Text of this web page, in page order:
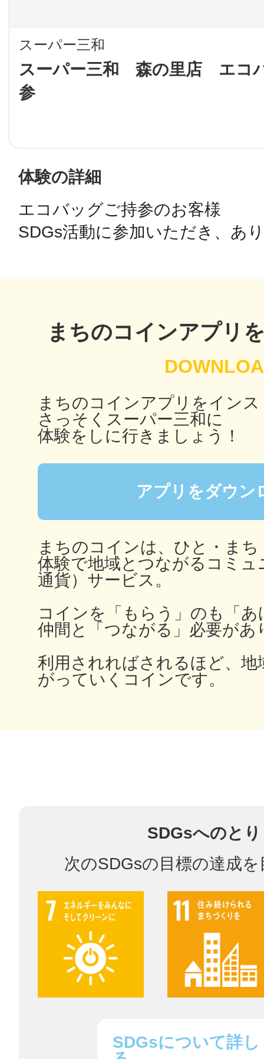
スーパー三和
スーパー三和 森の里店 エコ
参
URLをコピー
体験の詳細
エコバッグご持参のお客様
まちのコインアプリ
まちのコインアプリをイン
さっそくスーパー三和に
体験をしに行きましょう！
アプリをダウン
まちのコインは、ひと・ま
体験で地域とつながるコミュ
通貨）サービス。
コインを「もらう」のも「
仲間と「つながる」必要があ
利用されればされるほど、地
がっていくコインです。
SDGsへのと
次のSDGsの目標の達成
SDGsについて詳し
地域に導入を
智頭
鴻巣
池袋
生駒
秋葉原
日置
多度津
厚木